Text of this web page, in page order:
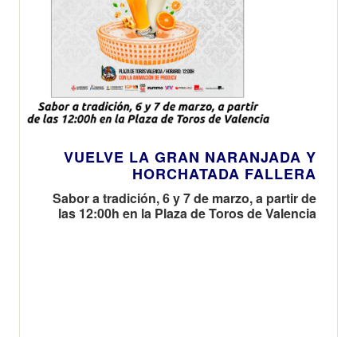
VUELVE LA GRAN NARANJADA Y
HORCHATADA FALLERA
Sabor a tradición, 6 y 7 de marzo, a partir de
las 12:00h en la Plaza de Toros de Valencia